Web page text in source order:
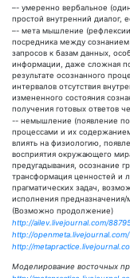
–- умеренно вербальное
простой внутренний диалог,
–- мета мышление (рефлексии
посредника между
запросов к базам данных,
информации, даже сложная
результате осознанного
интервалов отсутствия
измененного состояния
получения готовых ответов
-- немышление (появление
процессами и их
влиять на физиологию,
восприятия окружающего
предугадывания, осознание
трансформация ценностей и
прагматических задач,
исполнения
(Возможно продолжение)
http://ailev.livejournal.com/
http://openmeta.livejournal.com/
http://
Моделирование восточных